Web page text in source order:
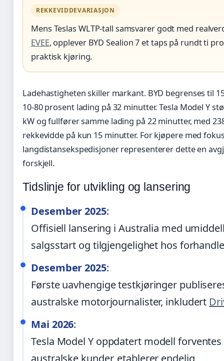
REKKEVIDDEVARIASJON
Mens Teslas WLTP-tall samsvarer godt med
EVEE, opplever BYD Sealion 7 et taps på rundt ti
praktisk kjøring.
Ladehastigheten skiller markant. BYD begrenses til
10-80 prosent lading på 32 minutter. Tesla Model Y
kW og fullfører samme lading på 22 minutter, med
rekkevidde på kun 15 minutter. For kjøpere med
langdistansekspedisjoner representerer dette en
forskjell.
Tidslinje for utvikling og lansering
Desember 2025:
Offisiell lansering i Australia med
salgsstart og tilgjengelighet hos
Desember 2025:
Første uavhengige testkjøringer
australske motorjournalister, inkludert
Mai 2026:
Tesla Model Y oppdatert modell
australske kunder, etablerer endelig